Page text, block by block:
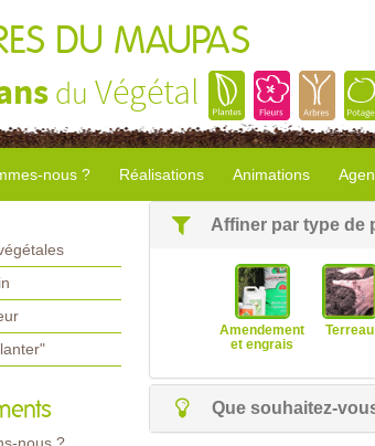
DU MAUPAS
du Végétal
nous ? Réalisations Animations
Affiner par type de
Amendement
et engrais
Terreau
Que souhaitez-